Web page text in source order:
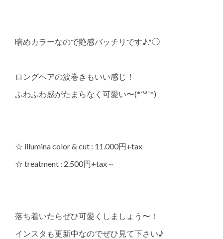
暗めカラーなので艶感バッチリです♪.*◯
ロングヘアの波巻きもいい感じ！
ふわふわ感がたまらなく可愛い〜(*´꒳`*)
☆ illumina color & cut : 11.000円+tax
☆ treatment : 2.500円+tax～
落ち着いたらぜひ可愛くしましょう〜！
インスタも更新中なのでぜひ見て下さい♪